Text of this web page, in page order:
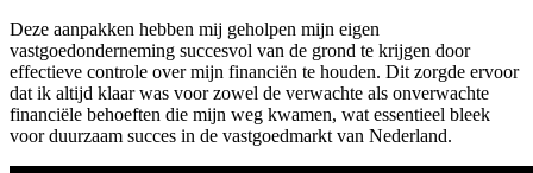
Deze aanpakken hebben mij geholpen mijn eigen
vastgoedonderneming succesvol van de grond te krijgen door
effectieve controle over mijn financiën te houden. Dit zorgde ervoor
dat ik altijd klaar was voor zowel de verwachte als onverwachte
financiële behoeften die mijn weg kwamen, wat essentieel bleek
voor duurzaam succes in de vastgoedmarkt van Nederland.